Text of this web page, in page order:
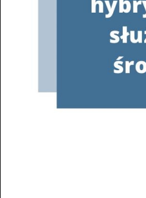
Kielcach Prezes Zarządu
Ochrony Środowiska i
Pan Jacek Skórski i Prezes
Śliwa podpisali umowę w
programu finansowania
Modernizacja energetyczna
Straży Pożarnych” na